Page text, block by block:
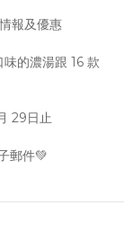
報及優惠
的濃湯跟 16 款
29日止
郵件💚